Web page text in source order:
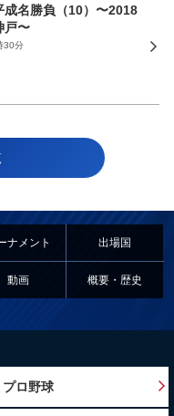
名勝負（10）〜2018
戸〜
30分
ナメント 出場国
動画 概要・歴史
プロ野球